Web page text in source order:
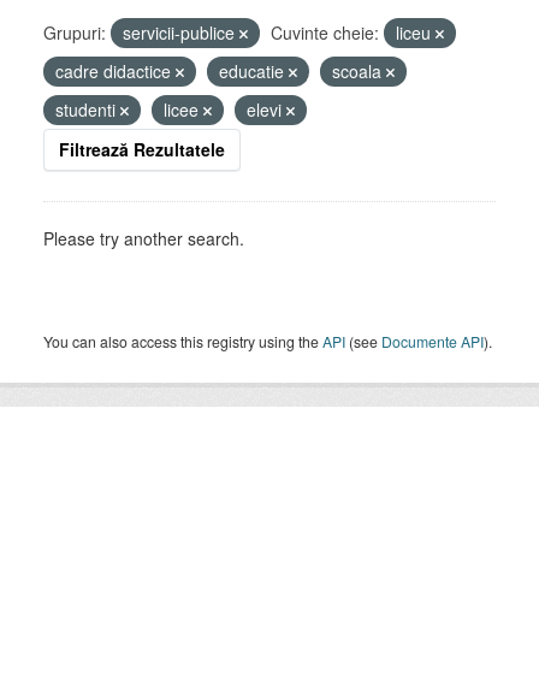
Grupuri: servicii-publice Cuvinte cheie:
liceu
cadre didactice
educatie
scoala
studenti
licee
elevi
Filtrează Rezultatele
Please try another search.
You can also access this registry using theAPI (see Documente API).